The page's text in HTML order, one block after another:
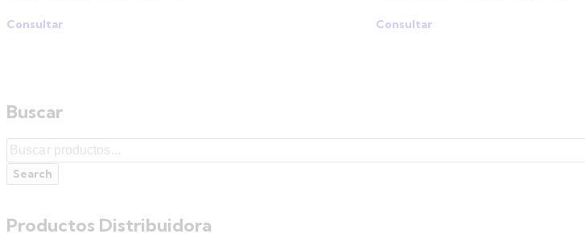
Consultar Consultar
Buscar
Search
Productos Distribuidora